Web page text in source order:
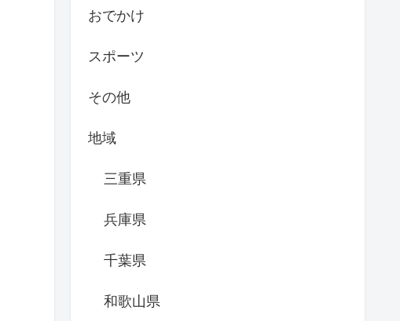
おでかけ
スポーツ
その他
地域
三重県
兵庫県
千葉県
和歌山県